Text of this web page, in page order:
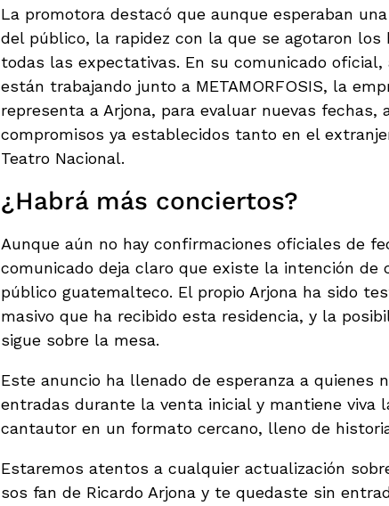
La promotora destacó que aunque esperaban
del público, la rapidez con la que se agotaron los
todas las expectativas. En su comunicado oficial,
están trabajando junto a METAMORFOSIS, la
representa a Arjona, para evaluar nuevas fechas,
compromisos ya establecidos tanto en el
Teatro Nacional.
¿Habrá más conciertos?
Aunque aún no hay confirmaciones oficiales de
comunicado deja claro que existe la intención de
público guatemalteco. El propio Arjona ha sido
masivo que ha recibido esta residencia, y la
sigue sobre la mesa.
Este anuncio ha llenado de esperanza a quienes
entradas durante la venta inicial y mantiene viva
cantautor en un formato cercano, lleno de
Estaremos atentos a cualquier actualización
sos fan de Ricardo Arjona y te quedaste sin